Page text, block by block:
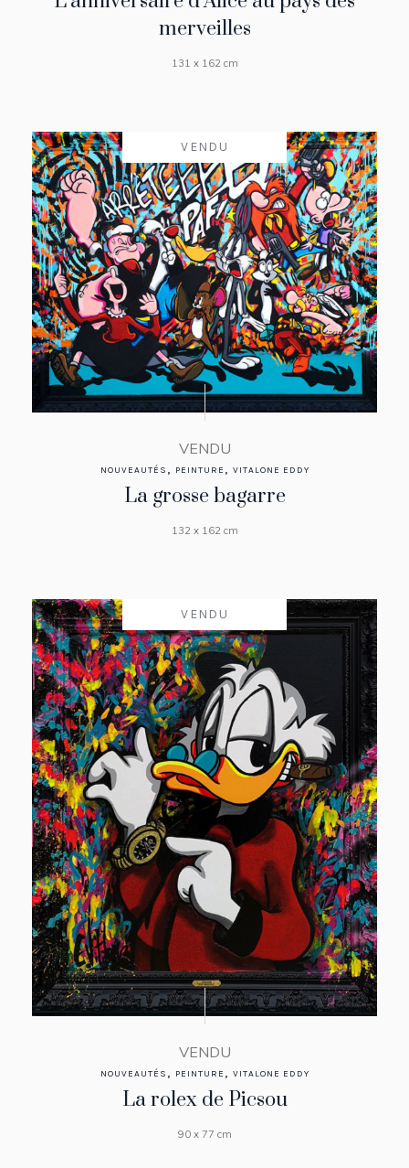
merveilles
131 x 162 cm
VENDU
VENDU
NOUVEAUTÉS , PEINTURE , VITALONE EDDY
La grosse bagarre
132 x 162 cm
VENDU
VENDU
NOUVEAUTÉS , PEINTURE , VITALONE EDDY
La rolex de Picsou
90 x 77 cm